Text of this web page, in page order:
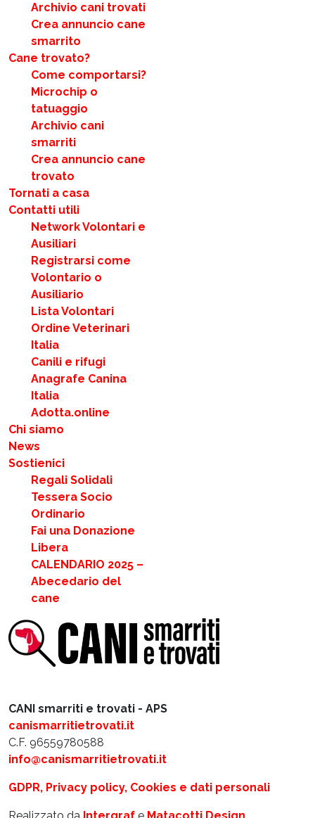
CANI smarriti e trovati - APS
canismarritietrovati.it
C.F. 96559780588
info@canismarritietrovati.it
GDPR, Privacy policy, Cookies e dati personali
Archivio cani trovati
Crea annuncio cane
smarrito
Cane trovato?
Come comportarsi?
Microchip o
tatuaggio
Archivio cani
smarriti
Crea annuncio cane
trovato
Tornati a casa
Contatti utili
Network Volontari e
Ausiliari
Registrarsi come
Volontario o
Ausiliario
Lista Volontari
Ordine Veterinari
Italia
Canili e rifugi
Anagrafe Canina
Italia
Adotta.online
Chi siamo
News
Sostienici
Regali Solidali
Tessera Socio
Ordinario
Fai una Donazione
Libera
CALENDARIO 2025 –
Abecedario del
cane